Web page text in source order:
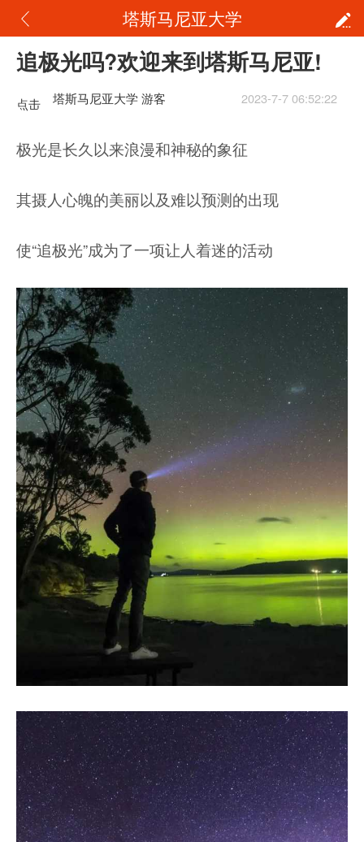
塔斯马尼亚大学
追极光吗?欢迎来到塔斯马尼亚!
点击
塔斯马尼亚大学 游客 2023-7-7 06:52:22
极光是长久以来浪漫和神秘的象征
其摄人心魄的美丽以及难以预测的出现
使“追极光”成为了一项让人着迷的活动